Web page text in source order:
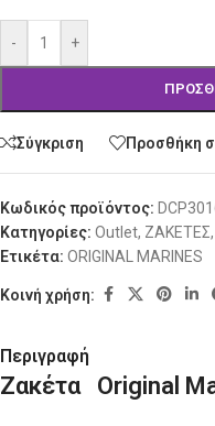
- +
Σύγκριση Προσθήκη
Κωδικός προϊόντος:
Κατηγορίες: Outlet, ΖΑΚΕΤΕΣ,
Ετικέτα: ORIGINAL MARINES
Κοινή χρήση:
Περιγραφή
Ζακέτα Original